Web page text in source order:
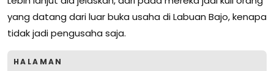
yang datang dari luar buka usaha di Labuan Bajo, kenapa
tidak jadi pengusaha saja.
HALAMAN